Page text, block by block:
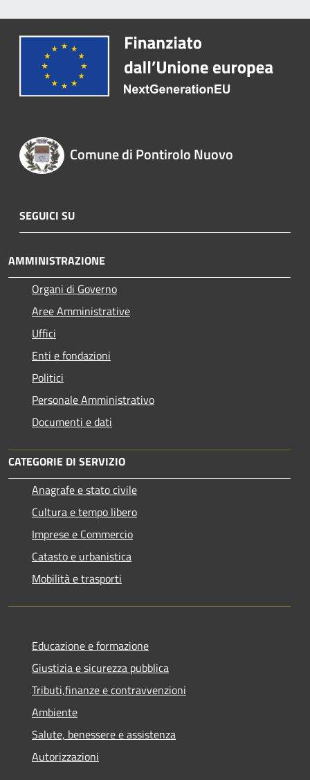
Comune di Pontirolo Nuovo
SEGUICI SU
AMMINISTRAZIONE
Organi di Governo
Aree Amministrative
Uffici
Enti e fondazioni
Politici
Personale Amministrativo
Documenti e dati
CATEGORIE DI SERVIZIO
Anagrafe e stato civile
Cultura e tempo libero
Imprese e Commercio
Catasto e urbanistica
Mobilità e trasporti
Educazione e formazione
Giustizia e sicurezza pubblica
Tributi,finanze e contravvenzioni
Ambiente
Salute, benessere e assistenza
Autorizzazioni